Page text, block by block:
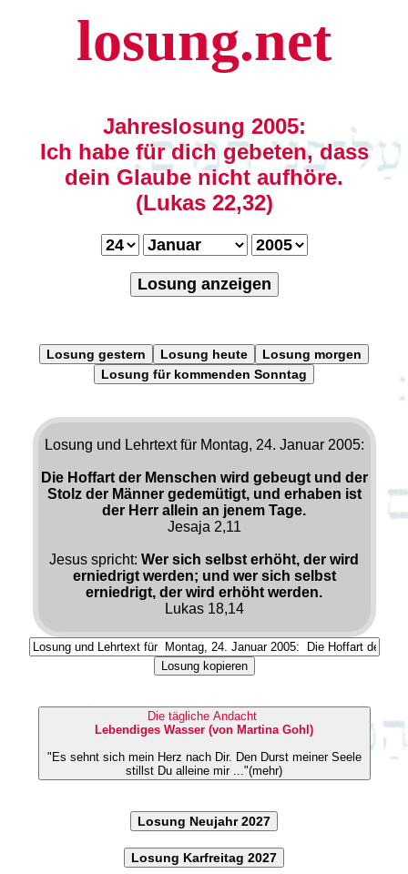
losung.net
Jahreslosung 2005:
Ich habe für dich gebeten, dass
dein Glaube nicht aufhöre.
(Lukas 22,32)
Losung anzeigen
Losung gestern Losung heute
Losung morgen
Losung für kommenden Sonntag
Losung und Lehrtext für Montag, 24. Januar 2005:
Die Hoffart der Menschen wird gebeugt und der
Stolz der Männer gedemütigt, und erhaben ist
der Herr allein an jenem Tage.
Jesaja 2,11
Jesus spricht: Wer sich selbst erhöht, der wird
erniedrigt werden; und wer sich selbst
erniedrigt, der wird erhöht werden.
Lukas 18,14
Losung kopieren
Die tägliche Andacht
Lebendiges Wasser (von Martina Gohl)
"Es sehnt sich mein Herz nach Dir. Den Durst meiner Seele
stillst Du alleine mir ..."(mehr)
Losung Neujahr 2027
Losung Karfreitag 2027